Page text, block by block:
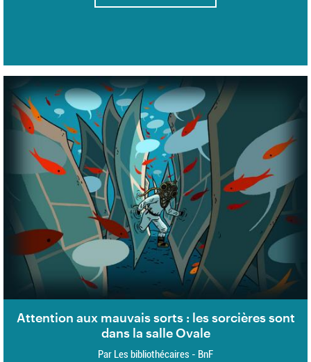
Attention aux mauvais sorts : les sorcières sont
dans la salle Ovale
Par Les bibliothécaires - BnF